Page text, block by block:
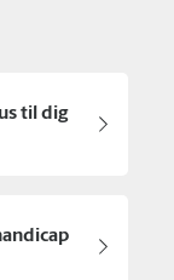
til dig